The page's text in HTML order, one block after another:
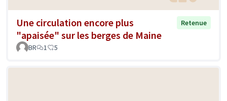
Une circulation encore plus
"apaisée" sur les berges de Maine
Retenue
BR 1 5